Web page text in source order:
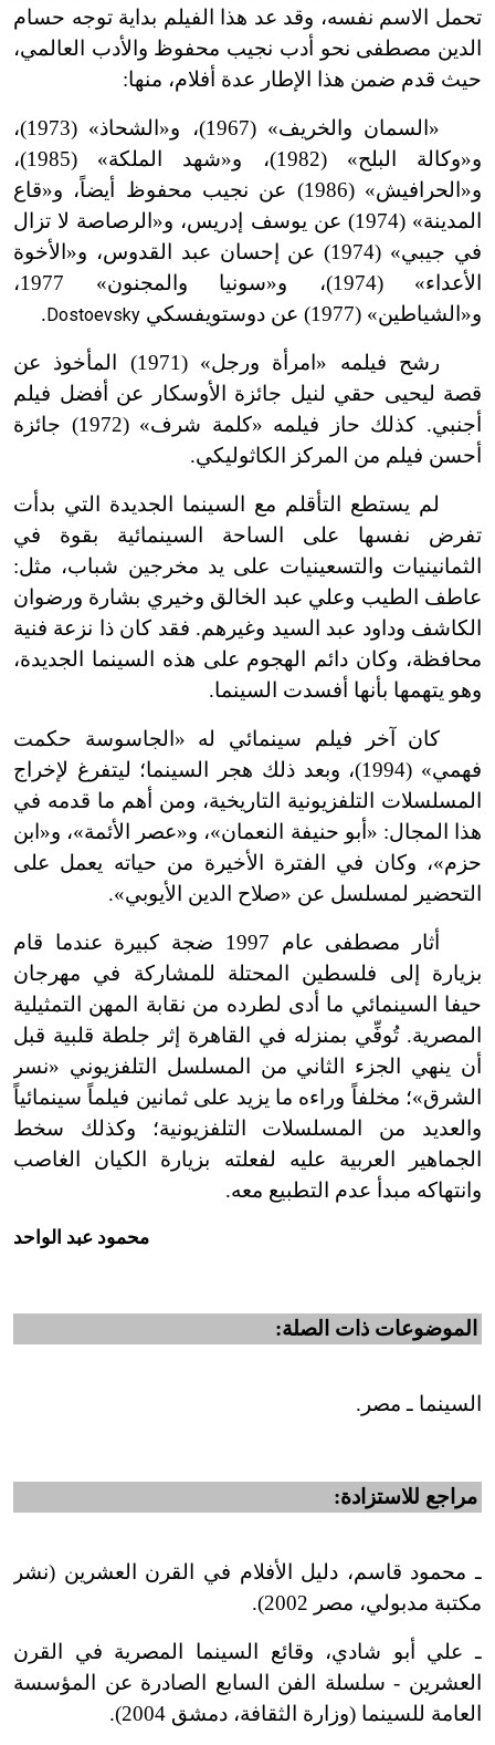
تحمل الاسم نفسه، وقد عد هذا الفيلم بداية توجه حسام
الدين مصطفى نحو أدب نجيب محفوظ والأدب العالمي،
حيث قدم ضمن هذا الإطار عدة أفلام، منها:
«السمان والخريف» (1967)، و«الشحاذ» (1973)،
و«وكالة البلح» (1982)، و«شهد الملكة» (1985)،
و«الحرافيش» (1986) عن نجيب محفوظ أيضاً، و«قاع
المدينة» (1974) عن يوسف إدريس، و«الرصاصة لا تزال
في جيبي» (1974) عن إحسان عبد القدوس، و«الأخوة
الأعداء» (1974)، و«سونيا والمجنون» 1977،
و«الشياطين» (1977) عن دوستويفسكي
Dostoevsky
.
رشح فيلمه «امرأة ورجل» (1971) المأخوذ عن
قصة ليحيى حقي لنيل جائزة الأوسكار عن أفضل فيلم
أجنبي. كذلك حاز فيلمه «كلمة شرف» (1972) جائزة
أحسن فيلم من المركز الكاثوليكي.
لم يستطع التأقلم مع السينما الجديدة التي بدأت
تفرض نفسها على الساحة السينمائية بقوة في
الثمانينيات والتسعينيات على يد مخرجين شباب، مثل:
عاطف الطيب وعلي عبد الخالق وخيري بشارة ورضوان
الكاشف وداود عبد السيد وغيرهم. فقد كان ذا نزعة فنية
محافظة، وكان دائم الهجوم على هذه السينما الجديدة،
وهو يتهمها بأنها أفسدت السينما.
كان آخر فيلم سينمائي له «الجاسوسة حكمت
فهمي» (1994)، وبعد ذلك هجر السينما؛ ليتفرغ لإخراج
المسلسلات التلفزيونية التاريخية، ومن أهم ما قدمه في
هذا المجال: «أبو حنيفة النعمان»، و«عصر الأئمة»، و«ابن
حزم»، وكان في الفترة الأخيرة من حياته يعمل على
التحضير لمسلسل عن «صلاح الدين الأيوبي».
أثار مصطفى عام 1997 ضجة كبيرة عندما قام
بزيارة إلى فلسطين المحتلة للمشاركة في مهرجان
حيفا السينمائي ما أدى لطرده من نقابة المهن التمثيلية
المصرية. تُوفِّي بمنزله في القاهرة إثر جلطة قلبية قبل
أن ينهي الجزء الثاني من المسلسل التلفزيوني «نسر
الشرق»؛ مخلفاً وراءه ما يزيد على ثمانين فيلماً سينمائياً
والعديد من المسلسلات التلفزيونية؛ وكذلك سخط
الجماهير العربية عليه لفعلته بزيارة الكيان الغاصب
وانتهاكه مبدأ عدم التطبيع معه.
محمود عبد الواحد
الموضوعات ذات الصلة:
السينما ـ مصر.
مراجع للاستزادة:
ـ محمود قاسم، دليل الأفلام في القرن العشرين (نشر
مكتبة مدبولي، مصر 2002).
ـ علي أبو شادي، وقائع السينما المصرية في القرن
العشرين - سلسلة الفن السابع الصادرة عن المؤسسة
العامة للسينما (وزارة الثقافة، دمشق 2004).